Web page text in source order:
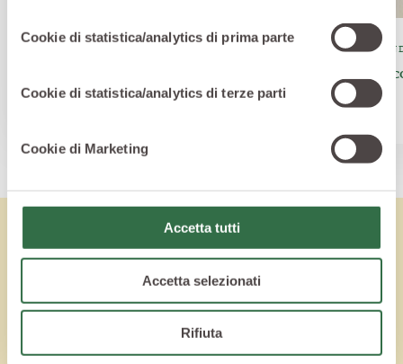
Cookie di statistica/analytics di prima parte
Cookie di statistica/analytics di terze parti
Cookie di Marketing
Accetta tutti
Accetta selezionati
Rifiuta
porro
Lo sapevi che
Vuoi saperne di più? Ecco altri articoli per
saziare la tua curiosità